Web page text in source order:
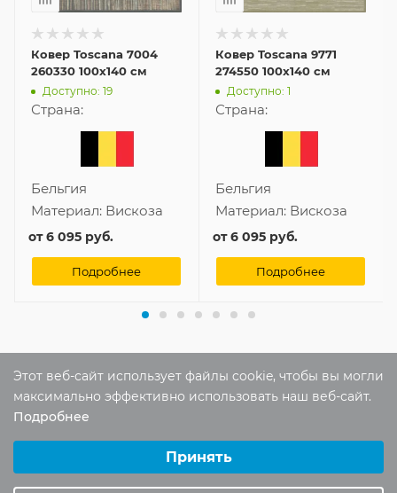
Ковер Toscana 7004
260330 100x140 см
Доступно: 19
Страна:
Бельгия
Материал: Вискоза
от6 095 руб.
Подробнее
Ковер Toscana 9771
274550 100x140 см
Доступно: 1
Страна:
Бельгия
Материал: Вискоза
от6 095 руб.
Подробнее
Отзывы
Оставить отзыв
Помогите другим пользователям с
Этот веб-сайт использует файлы cookie, чтобы вы могли
максимально эффективно использовать наш веб-сайт.
Подробнее
Аналитические/Функциональные
Принять